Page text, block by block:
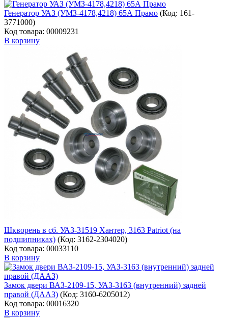
Генератор УАЗ (УМЗ-4178,4218) 65А Прамо (Код: 161-
3771000)
Код товара: 00009231
В корзину
Шкворень в сб. УАЗ-31519 Хантер, 3163 Patriot (на
подшипниках) (Код: 3162-2304020)
Код товара: 00033110
В корзину
Замок двери ВАЗ-2109-15, УАЗ-3163 (внутренний) задней
правой (ДААЗ) (Код: 3160-6205012)
Код товара: 00016320
В корзину